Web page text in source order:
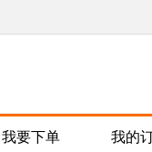
我要下单 我的